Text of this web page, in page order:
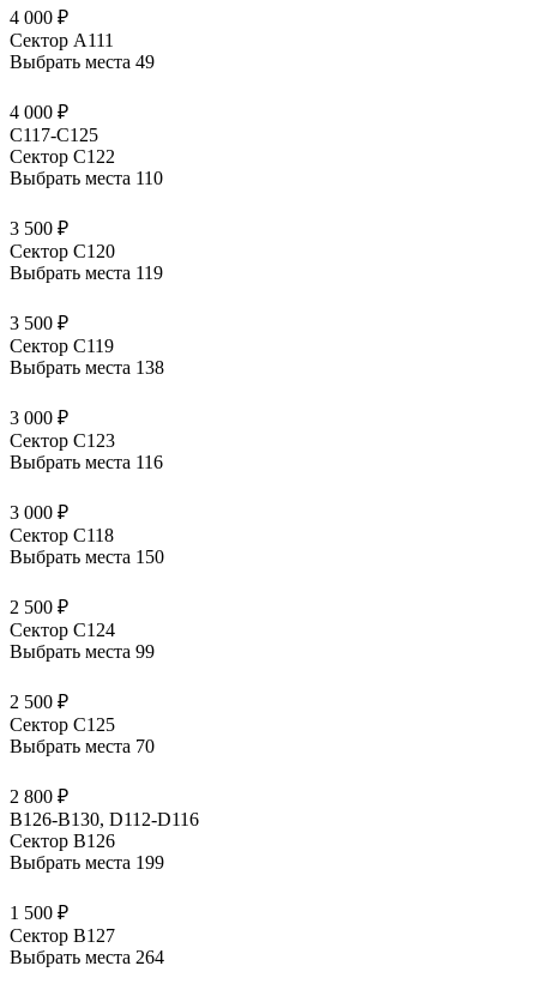
4 000 ₽
Сектор А111
Выбрать места 49
4 000 ₽
C117-C125
Сектор С122
Выбрать места 110
3 500 ₽
Сектор С120
Выбрать места 119
3 500 ₽
Сектор С119
Выбрать места 138
3 000 ₽
Сектор С123
Выбрать места 116
3 000 ₽
Сектор С118
Выбрать места 150
2 500 ₽
Сектор С124
Выбрать места 99
2 500 ₽
Сектор С125
Выбрать места 70
2 800 ₽
B126-B130, D112-D116
Сектор В126
Выбрать места 199
1 500 ₽
Сектор В127
Выбрать места 264